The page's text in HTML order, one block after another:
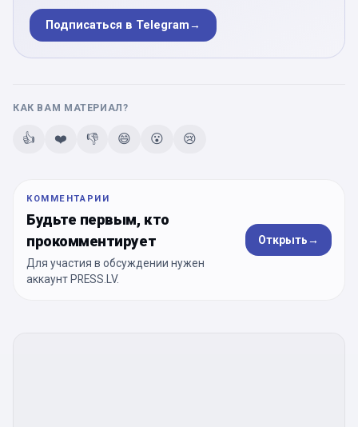
Подписаться в Telegram→
КАК ВАМ МАТЕРИАЛ?
👍 ❤️ 👎 😄 😮 😢
КОММЕНТАРИИ
Будьте первым, кто
прокомментирует
Для участия в обсуждении нужен
аккаунт PRESS.LV.
Открыть→